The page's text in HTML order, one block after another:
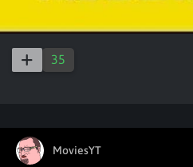
35
MoviesYT